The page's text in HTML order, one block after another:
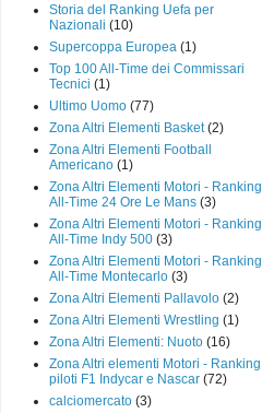
Storia del Ranking Uefa per
Nazionali (10)
Supercoppa Europea (1)
Top 100 All-Time dei Commissari
Tecnici (1)
Ultimo Uomo (77)
Zona Altri Elementi Basket (2)
Zona Altri Elementi Football
Americano (1)
Zona Altri Elementi Motori - Ranking
All-Time 24 Ore Le Mans (3)
Zona Altri Elementi Motori - Ranking
All-Time Indy 500 (3)
Zona Altri Elementi Motori - Ranking
All-Time Montecarlo (3)
Zona Altri Elementi Pallavolo (2)
Zona Altri Elementi Wrestling (1)
Zona Altri Elementi: Nuoto (16)
Zona Altri elementi Motori - Ranking
piloti F1 Indycar e Nascar (72)
calciomercato (3)